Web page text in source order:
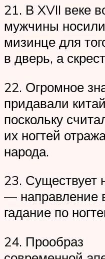
21. В XVII веке
мужчины
мизинце для
в дверь, а
22. Огромное
придавали
поскольку
их ногтей
народа.
23. Существует
— направление
гадание по
24. Прообраз